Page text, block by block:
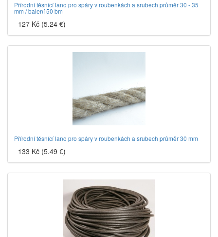
Přírodní těsnící lano pro spáry v roubenkách a srubech průměr 30 - 35
mm / balení 50 bm
127 Kč (5.24 €)
Přírodní těsnící lano pro spáry v roubenkách a srubech průměr 30 mm
133 Kč (5.49 €)